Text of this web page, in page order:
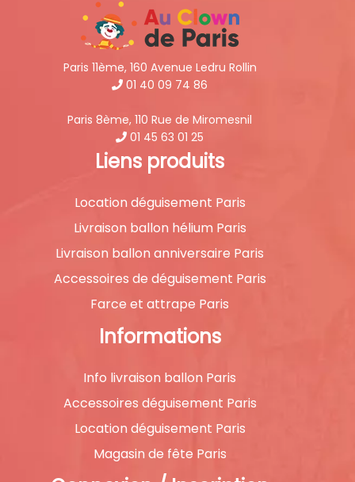
Paris 11ème, 160 Avenue Ledru Rollin
01 40 09 74 86
Paris 8ème, 110 Rue de Miromesnil
01 45 63 01 25
Liens produits
Location déguisement Paris
Livraison ballon hélium Paris
Livraison ballon anniversaire Paris
Accessoires de déguisement Paris
Farce et attrape Paris
Informations
Info livraison ballon Paris
Accessoires déguisement Paris
Location déguisement Paris
Magasin de fête Paris